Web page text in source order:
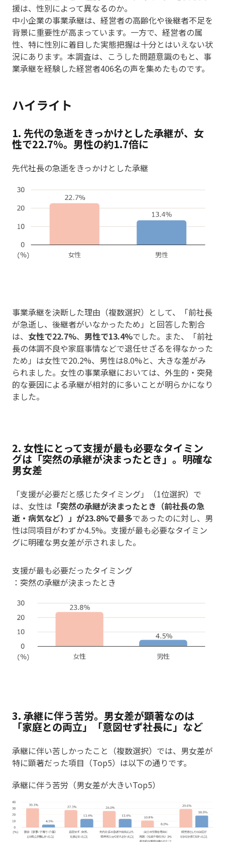
援は、性別によって異なるのか。
中小企業の事業承継は、経営者の高齢化や後継者不足を
背景に重要性が高まっています。一方で、経営者の属
性、特に性別に着目した実態把握は十分とはいえない状
況にあります。本調査は、こうした問題意識のもと、事
業承継を経験した経営者406名の声を集めたものです。
ハイライト
1. 先代の急逝をきっかけとした承継が、女
性で22.7%。男性の約1.7倍に
先代社長の急逝をきっかけとした承継
事業承継を決断した理由（複数選択）として、「前社長
が急逝し、後継者がいなかったため」と回答した割合
は、 女性で22.7%、 男性で13.4%でした。また、「前社
長の体調不良や家庭事情などで退任せざるを得なかった
ため」は女性で20.2%、男性は8.0%と、大きな差がみ
られました。女性の事業承継においては、外生的・突発
的な要因による承継が相対的に多いことが明らかになり
ました。
2. 女性にとって支援が最も必要なタイミン
グは「突然の承継が決まったとき」。明確な
男女差
「支援が必要だと感じたタイミング」（1位選択）で
は、女性は 「突然の承継が決まったとき（前社長の急
逝・病気など）」が23.8%で最多であったのに対し、男
性は同項目がわずか4.5%。支援が最も必要なタイミン
グに明確な男女差が示されました。
支援が最も必要だったタイミング
：突然の承継が決まったとき
3. 承継に伴う苦労。男女差が顕著なのは
「家庭との両立」「意図せず社長に」など
承継に伴い苦しかったこと（複数選択）では、男女差が
特に顕著だった項目（Top5）は以下の通りです。
承継に伴う苦労（男女差が大きいTop5）